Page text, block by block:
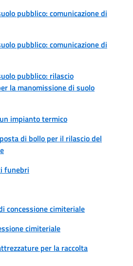
pubblico: comunicazione di
pubblico: comunicazione di
pubblico: rilascio
la manomissione di suolo
impianto termico
di bollo per il rilascio del
funebri
concessione cimiteriale
cimiteriale
per la raccolta